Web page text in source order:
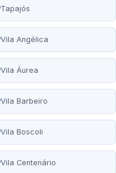
Tapajós
Vila Angélica
Vila Áurea
Vila Barbeiro
Vila Boscoli
Vila Centenário